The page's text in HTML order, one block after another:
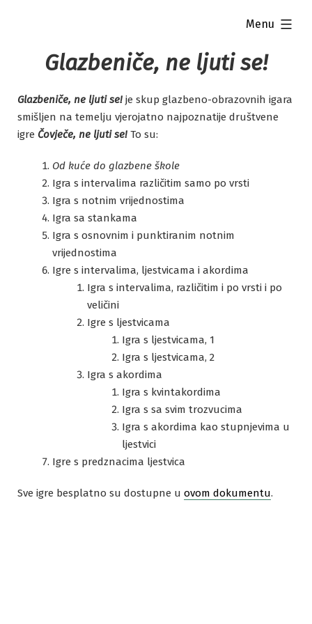
Menu
expanded
Glazbeniče, ne ljuti se!
Glazbeniče, ne ljuti se! je skup glazbeno-obrazovnih igara
smišljen na temelju vjerojatno najpoznatije društvene
igre Čovječe, ne ljuti se! To su:
Od kuće do glazbene škole
Igra s intervalima različitim samo po vrsti
Igra s notnim vrijednostima
Igra sa stankama
Igra s osnovnim i punktiranim notnim
vrijednostima
Igre s intervalima, ljestvicama i akordima
Igra s intervalima, različitim i po vrsti i po
veličini
Igre s ljestvicama
Igra s ljestvicama, 1
Igra s ljestvicama, 2
Igra s akordima
Igra s kvintakordima
Igra s sa svim trozvucima
Igra s akordima kao stupnjevima u
ljestvici
Igre s predznacima ljestvica
Sve igre besplatno su dostupne u ovom dokumentu.